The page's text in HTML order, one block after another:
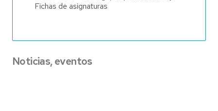
Fichas de asignaturas
Noticias, eventos